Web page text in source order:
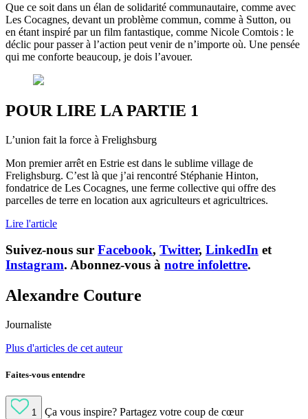
Que ce soit dans un élan de solidarité communautaire, comme avec
Les Cocagnes, devant un problème commun, comme à Sutton, ou
en étant inspiré par un film fantastique, comme Nicole Comtois : le
déclic pour passer à l’action peut venir de n’importe où. Une pensée
qui me conforte beaucoup, je dois l’avouer.
POUR LIRE LA PARTIE 1
L’union fait la force à Frelighsburg
Mon premier arrêt en Estrie est dans le sublime village de
Frelighsburg. C’est là que j’ai rencontré Stéphanie Hinton,
fondatrice de Les Cocagnes, une ferme collective qui offre des
parcelles de terre en location aux agriculteurs et agricultrices.
Lire l'article
Suivez-nous sur Facebook, Twitter, LinkedIn et
Instagram. Abonnez-vous à notre infolettre.
Alexandre Couture
Journaliste
Plus d'articles de cet auteur
Faites-vous entendre
1 Ça vous inspire? Partagez votre coup de cœur